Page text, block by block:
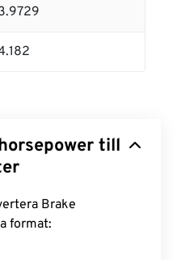
till
Brake
format: